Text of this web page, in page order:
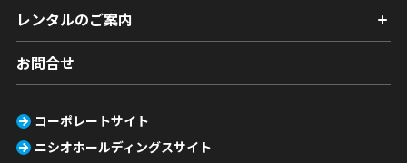
レンタルのご案内
お問合せ
コーポレートサイト
ニシオホールディングスサイト